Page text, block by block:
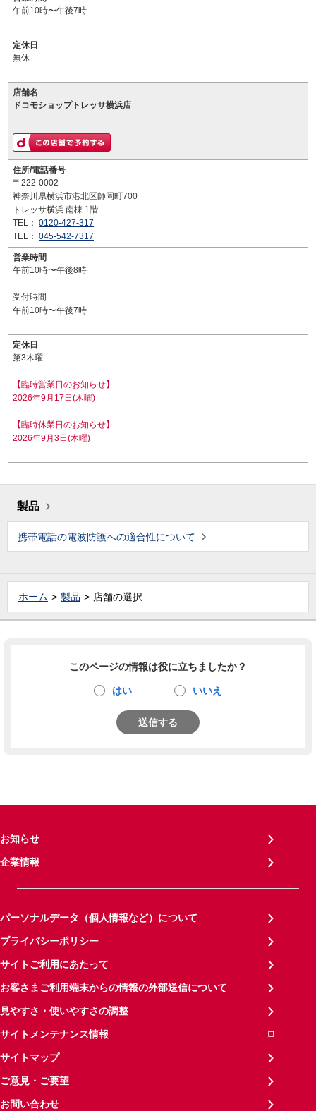
午前10時〜午後7時
定休日
無休
店舗名
ドコモショップトレッサ横浜店
住所/電話番号
〒222-0002
神奈川県横浜市港北区師岡町700
トレッサ横浜 南棟 1階
TEL： 0120-427-317
TEL： 045-542-7317
営業時間
午前10時〜午後8時
受付時間
午前10時〜午後7時
定休日
第3木曜
【臨時営業日のお知らせ】
2026年9月17日(木曜)
【臨時休業日のお知らせ】
2026年9月3日(木曜)
製品
携帯電話の電波防護への適合性について
ホーム 製品 店舗の選択
このページの情報は役に立ちましたか？
はい いいえ
送信する
お知らせ
企業情報
パーソナルデータ（個人情報など）について
プライバシーポリシー
サイトご利用にあたって
お客さまご利用端末からの情報の外部送信について
見やすさ・使いやすさの調整
サイトメンテナンス情報
サイトマップ
ご意見・ご要望
お問い合わせ